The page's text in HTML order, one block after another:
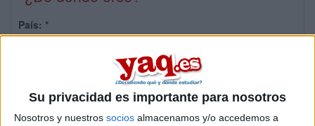
Su privacidad es importante para nosotros
Nosotros y nuestros socios almacenamos y/o accedemos a
País: *